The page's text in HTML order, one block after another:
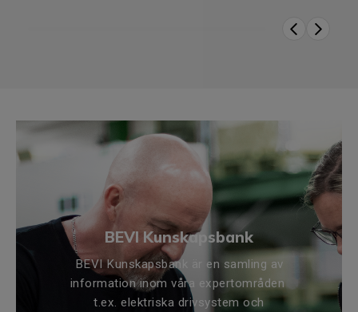
BEVI Kunskapsbank
BEVI Kunskapsbank är en samling av
information inom våra expertområden
t.ex. elektriska drivsystem och